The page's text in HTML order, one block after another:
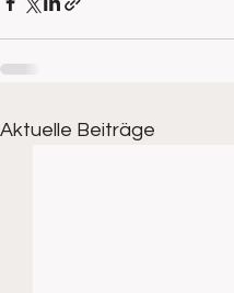
Aktuelle Beiträge